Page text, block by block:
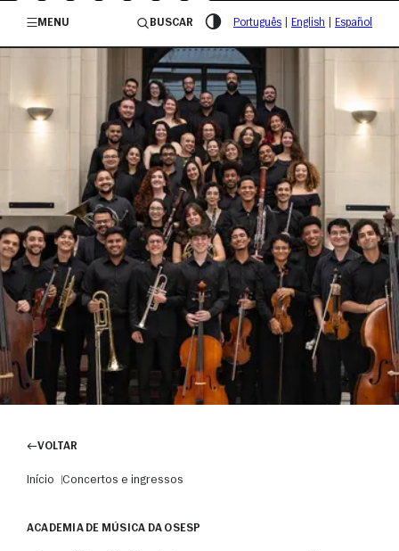
/governosp
MENU
BUSCAR Português English Español
VOLTAR
Início Concertos e ingressos
ACADEMIA DE MÚSICA DA OSESP